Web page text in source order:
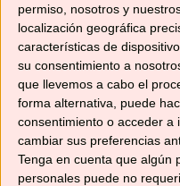
permiso, nosotros y
localización geográfica
características de
su consentimiento a
que llevemos a cabo el
forma alternativa, puede
consentimiento o acceder a
cambiar sus preferencias
Tenga en cuenta que algún
personales puede no
correo
electrónico
Suscribir
YouTube